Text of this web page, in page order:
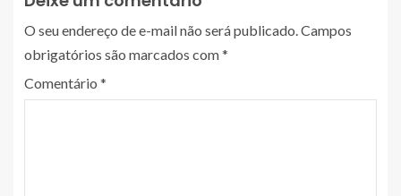
O seu endereço de e-mail não será publicado.Campos
obrigatórios são marcados com*
Comentário *